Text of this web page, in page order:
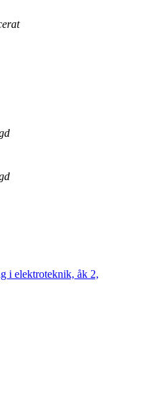
i elektroteknik, åk 2,